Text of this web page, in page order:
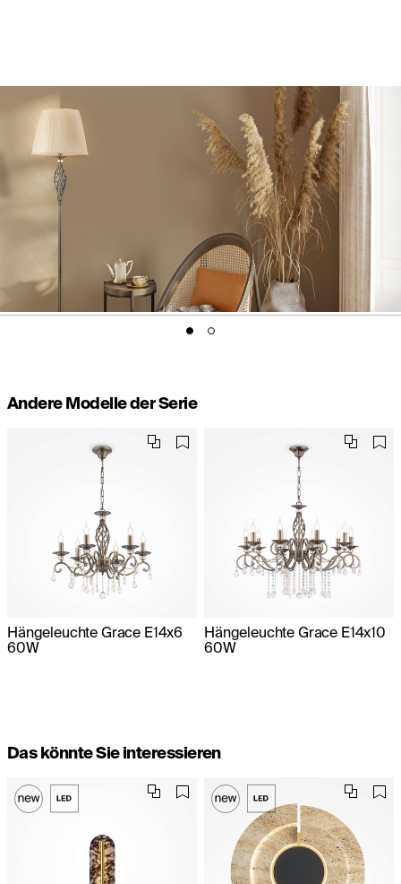
Andere Modelle der Serie
Hängeleuchte Grace E14x6
60W
Hängeleuchte Grace E14x10
60W
Das könnte Sie interessieren